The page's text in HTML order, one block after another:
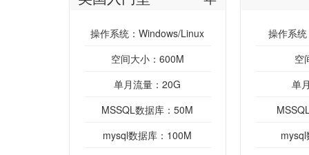
操作系统：Windows/Linux
空间大小：600M
单月流量：20G
MSSQL数据库：50M
mysql数据库：100M
操作系
空
单